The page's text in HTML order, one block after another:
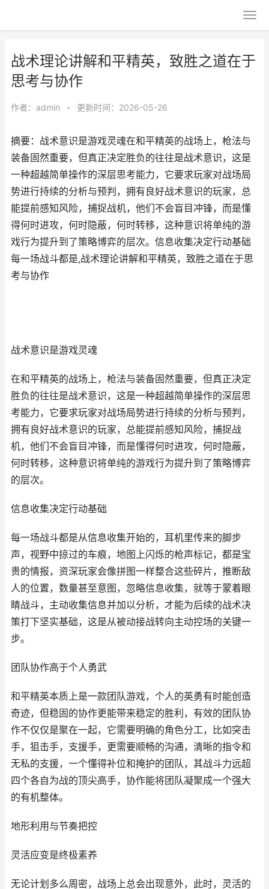
战术理论讲解和平精英，致胜之道在于
思考与协作
作者： admin • 更新时间：2026-05-26
摘要：战术意识是游戏灵魂在和平精英的战场上，枪法与
装备固然重要，但真正决定胜负的往往是战术意识，这是
一种超越简单操作的深层思考能力，它要求玩家对战场局
势进行持续的分析与预判，拥有良好战术意识的玩家，总
能提前感知风险，捕捉战机，他们不会盲目冲锋，而是懂
得何时进攻，何时隐蔽，何时转移，这种意识将单纯的游
戏行为提升到了策略博弈的层次。信息收集决定行动基础
每一场战斗都是,战术理论讲解和平精英，致胜之道在于思
考与协作
战术意识是游戏灵魂
在和平精英的战场上，枪法与装备固然重要，但真正决定
胜负的往往是战术意识，这是一种超越简单操作的深层思
考能力，它要求玩家对战场局势进行持续的分析与预判，
拥有良好战术意识的玩家，总能提前感知风险，捕捉战
机，他们不会盲目冲锋，而是懂得何时进攻，何时隐蔽，
何时转移，这种意识将单纯的游戏行为提升到了策略博弈
的层次。
信息收集决定行动基础
每一场战斗都是从信息收集开始的，耳机里传来的脚步
声，视野中掠过的车痕，地图上闪烁的枪声标记，都是宝
贵的情报，资深玩家会像拼图一样整合这些碎片，推断敌
人的位置，数量甚至意图，忽略信息收集，就等于蒙着眼
睛战斗，主动收集信息并加以分析，才能为后续的战术决
策打下坚实基础，这是从被动接战转向主动控场的关键一
步。
团队协作高于个人勇武
和平精英本质上是一款团队游戏，个人的英勇有时能创造
奇迹，但稳固的协作更能带来稳定的胜利，有效的团队协
作不仅仅是聚在一起，它需要明确的角色分工，比如突击
手，狙击手，支援手，更需要顺畅的沟通，清晰的指令和
无私的支援，一个懂得补位和掩护的团队，其战斗力远超
四个各自为战的顶尖高手，协作能将团队凝聚成一个强大
的有机整体。
地形利用与节奏把控
灵活应变是终极素养
无论计划多么周密，战场上总会出现意外，此时，灵活的